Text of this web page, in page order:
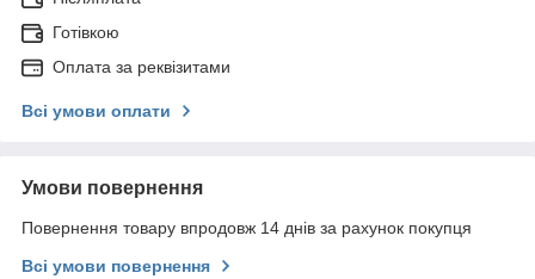
Готівкою
Оплата за реквізитами
Всі умови оплати
Умови повернення
Повернення товару впродовж 14 днів за рахунок покупця
Всі умови повернення